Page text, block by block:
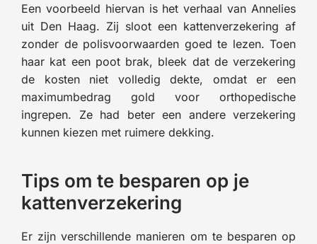
Een voorbeeld hiervan is het verhaal van Annelies
uit Den Haag. Zij sloot een kattenverzekering af
zonder de polisvoorwaarden goed te lezen. Toen
haar kat een poot brak, bleek dat de verzekering
de kosten niet volledig dekte, omdat er een
maximumbedrag gold voor orthopedische
ingrepen. Ze had beter een andere verzekering
kunnen kiezen met ruimere dekking.
Tips om te besparen op je
kattenverzekering
Er zijn verschillende manieren om te besparen op